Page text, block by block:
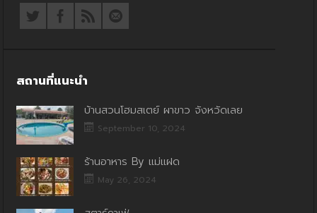
สถานที่แนะนำ
บ้านสวนโฮมสเตย์ ผาขาว จังหวัดเลย
September 10, 2024
ร้านอาหาร By แม่แฝด
May 26, 2024